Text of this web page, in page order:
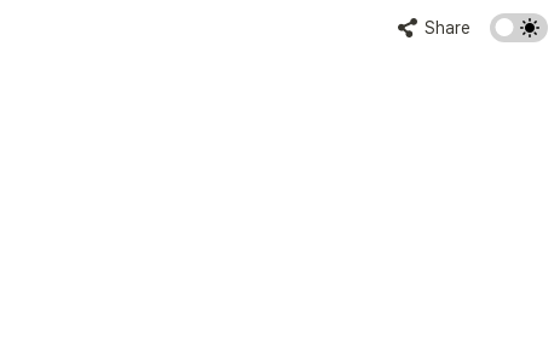
Share